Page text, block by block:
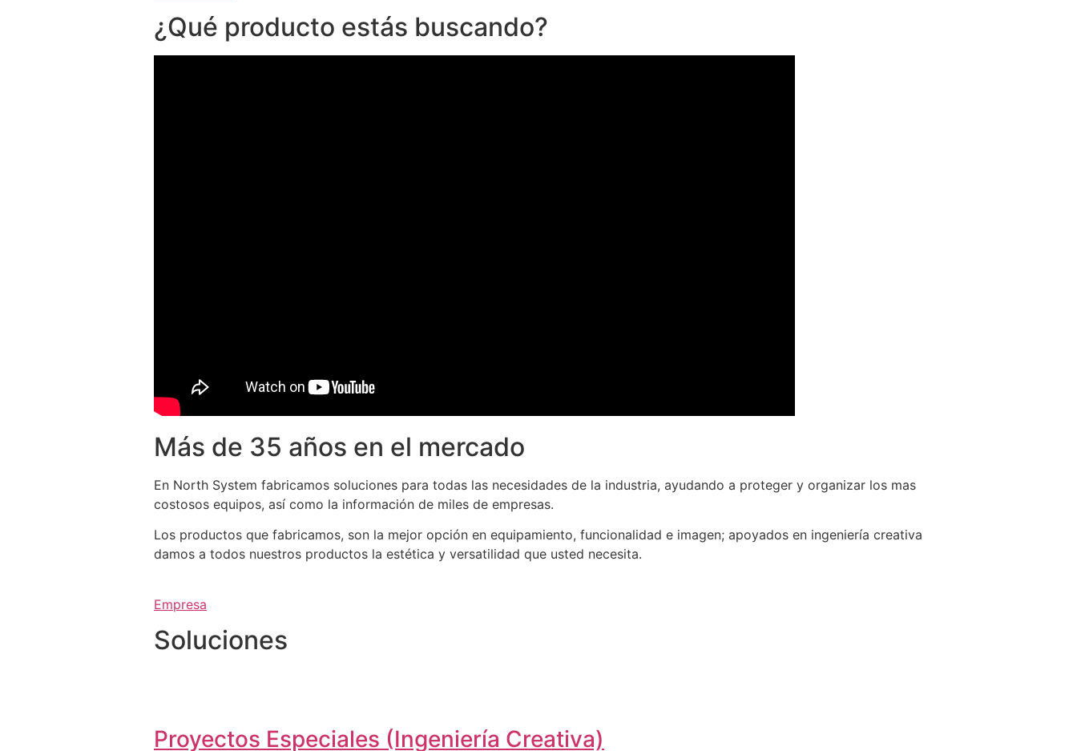
¿Qué producto estás buscando?
Más de 35 años en el mercado
En North System fabricamos soluciones para todas las necesidades de la industria, ayudando a proteger y organizar los mas
costosos equipos, así como la información de miles de empresas.
Los productos que fabricamos, son la mejor opción en equipamiento, funcionalidad e imagen; apoyados en ingeniería creativa
damos a todos nuestros productos la estética y versatilidad que usted necesita.
Empresa
Soluciones
Proyectos Especiales (Ingeniería Creativa)